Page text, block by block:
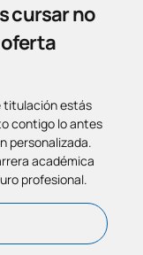
cursar no
titulación estás
contigo lo antes
personalizada.
académica
profesional.